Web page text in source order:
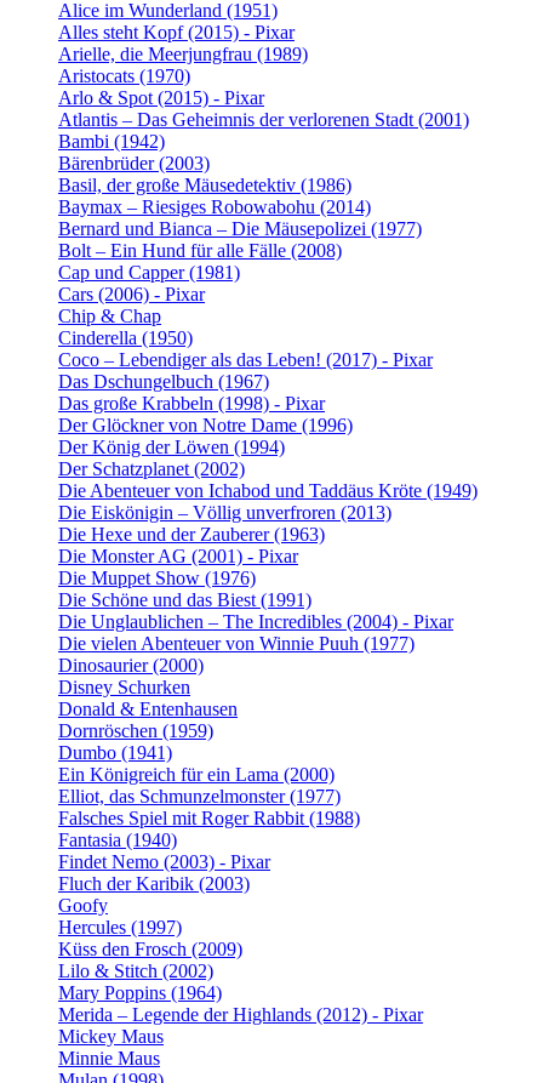
Alice im Wunderland (1951)
Alles steht Kopf (2015) - Pixar
Arielle, die Meerjungfrau (1989)
Aristocats (1970)
Arlo & Spot (2015) - Pixar
Atlantis – Das Geheimnis der verlorenen Stadt (2001)
Bambi (1942)
Bärenbrüder (2003)
Basil, der große Mäusedetektiv (1986)
Baymax – Riesiges Robowabohu (2014)
Bernard und Bianca – Die Mäusepolizei (1977)
Bolt – Ein Hund für alle Fälle (2008)
Cap und Capper (1981)
Cars (2006) - Pixar
Chip & Chap
Cinderella (1950)
Coco – Lebendiger als das Leben! (2017) - Pixar
Das Dschungelbuch (1967)
Das große Krabbeln (1998) - Pixar
Der Glöckner von Notre Dame (1996)
Der König der Löwen (1994)
Der Schatzplanet (2002)
Die Abenteuer von Ichabod und Taddäus Kröte (1949)
Die Eiskönigin – Völlig unverfroren (2013)
Die Hexe und der Zauberer (1963)
Die Monster AG (2001) - Pixar
Die Muppet Show (1976)
Die Schöne und das Biest (1991)
Die Unglaublichen – The Incredibles (2004) - Pixar
Die vielen Abenteuer von Winnie Puuh (1977)
Dinosaurier (2000)
Disney Schurken
Donald & Entenhausen
Dornröschen (1959)
Dumbo (1941)
Ein Königreich für ein Lama (2000)
Elliot, das Schmunzelmonster (1977)
Falsches Spiel mit Roger Rabbit (1988)
Fantasia (1940)
Findet Nemo (2003) - Pixar
Fluch der Karibik (2003)
Goofy
Hercules (1997)
Küss den Frosch (2009)
Lilo & Stitch (2002)
Mary Poppins (1964)
Merida – Legende der Highlands (2012) - Pixar
Mickey Maus
Minnie Maus